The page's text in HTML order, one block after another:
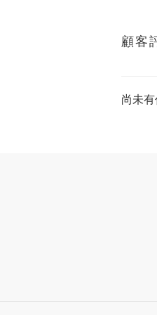
顧客
尚未